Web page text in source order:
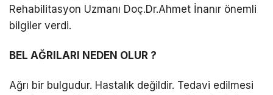
Rehabilitasyon Uzmanı Doç.Dr.Ahmet İnanır önemli
bilgiler verdi.
BEL AĞRILARI NEDEN OLUR ?
Ağrı bir bulgudur. Hastalık değildir. Tedavi edilmesi